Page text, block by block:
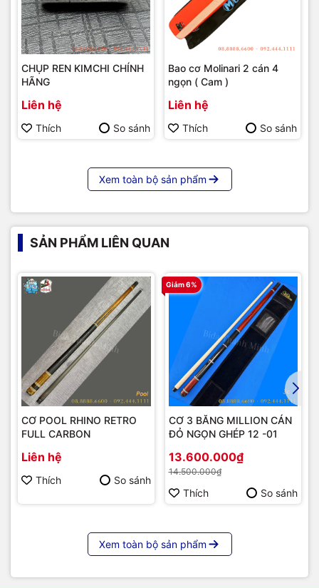
CHỤP REN KIMCHI CHÍNH
HÃNG
Liên hệ
Thích So sánh
Bao cơ Molinari 2 cán 4
ngọn ( Cam )
Liên hệ
Thích So sánh
Xem toàn bộ sản phẩm
SẢN PHẨM LIÊN QUAN
CƠ POOL RHINO RETRO
FULL CARBON
Liên hệ
Thích So sánh
Giảm 6%
CƠ 3 BĂNG MILLION CÁN
ĐỎ NGỌN GHÉP 12 -01
13.600.000₫
14.500.000₫
Thích So sánh
Xem toàn bộ sản phẩm